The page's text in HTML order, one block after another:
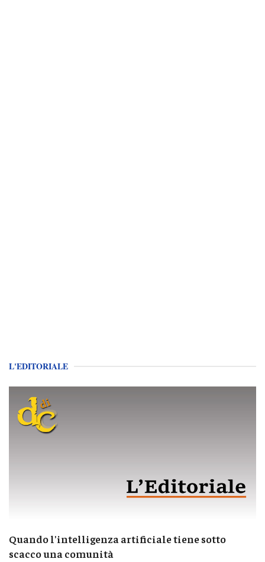
L'EDITORIALE
Quando l'intelligenza artificiale tiene sotto
scacco una comunità